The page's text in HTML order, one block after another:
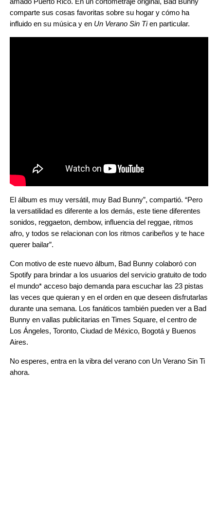
comparte sus cosas favoritas sobre su hogar y cómo ha
influido en su música y en Un Verano Sin Tien particular.
El álbum es muy versátil, muy Bad Bunny”, compartió. “Pero
la versatilidad es diferente a los demás, este tiene diferentes
sonidos, reggaeton, dembow, influencia del reggae, ritmos
afro, y todos se relacionan con los ritmos caribeños y te hace
querer bailar”.
Con motivo de este nuevo álbum, Bad Bunny colaboró con
Spotify para brindar a los usuarios del servicio gratuito de todo
el mundo* acceso bajo demanda para escuchar las 23 pistas
las veces que quieran y en el orden en que deseen disfrutarlas
durante una semana. Los fanáticos también pueden ver a Bad
Bunny en vallas publicitarias en Times Square, el centro de
Los Ángeles, Toronto, Ciudad de México, Bogotá y Buenos
Aires.
No esperes, entra en la vibra del verano con Un Verano Sin Ti
ahora.